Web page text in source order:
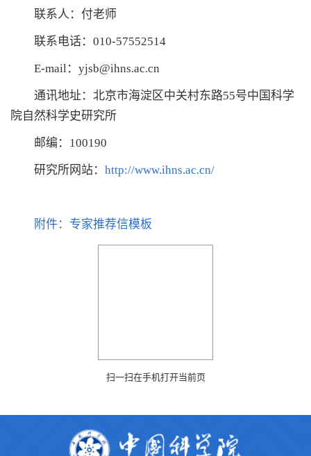
联系人：付老师
联系电话：010-57552514
E-mail：yjsb@ihns.ac.cn
通讯地址：北京市海淀区中关村东路55号中国科学
院自然科学史研究所
邮编：100190
研究所网站： http://www.ihns.ac.cn/
附件：专家推荐信模板
扫一扫在手机打开当前页